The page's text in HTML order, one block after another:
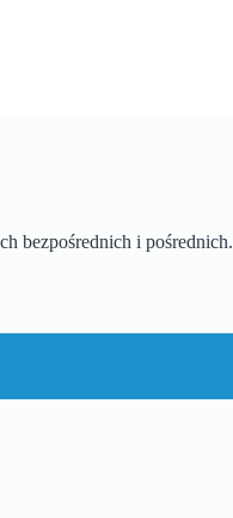
bezpośrednich i pośrednich.